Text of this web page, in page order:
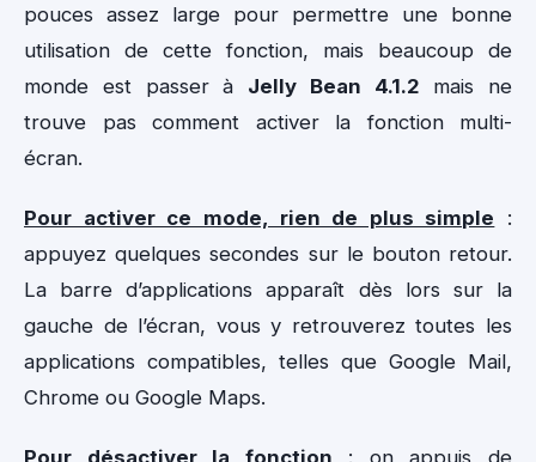
pouces assez large pour permettre une bonne
utilisation de cette fonction, mais beaucoup de
monde est passer à Jelly Bean 4.1.2 mais ne
trouve pas comment activer la fonction multi-
écran.
Pour activer ce mode, rien de plus simple :
appuyez quelques secondes sur le bouton retour.
La barre d’applications apparaît dès lors sur la
gauche de l’écran, vous y retrouverez toutes les
applications compatibles, telles que Google Mail,
Chrome ou Google Maps.
Pour désactiver la fonction : on appuis de